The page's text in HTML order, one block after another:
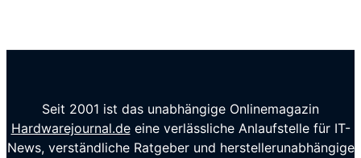
Seit 2001 ist das unabhängige Onlinemagazin
Hardwarejournal.deeine verlässliche Anlaufstelle für IT-
News, verständliche Ratgeber und herstellerunabhängige